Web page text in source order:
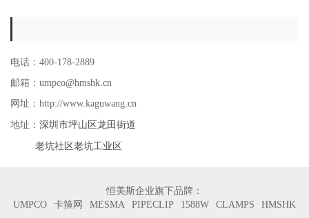
电话：400-178-2889
邮箱：umpco@hmshk.cn
网址：http://www.kaguwang.cn
地址： 深圳市坪山区龙田街道
老坑社区老坑工业区
恒美斯企业旗下品牌：
UMPCO
卡箍网 MESMA PIPECLIP 1588W CLAMPS HMSHK